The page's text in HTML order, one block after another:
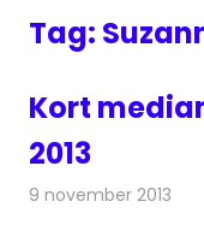
Tag:
Kort
2013
9 november 2013